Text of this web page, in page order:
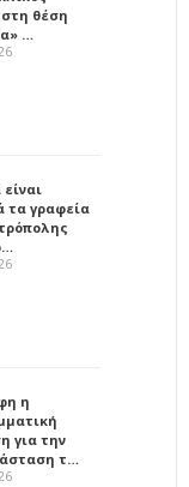
θέση
…
τα γραφεία
η
για την
τ…